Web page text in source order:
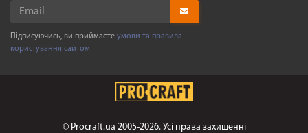
Підписуючись, ви приймаєте умови та правила
користування сайтом
© Procraft.ua 2005-2026. Усі права захищенні